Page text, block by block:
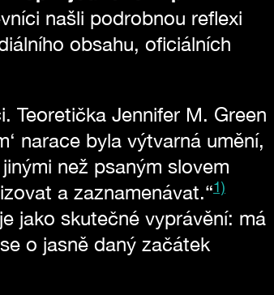
našli podrobnou reflexi
obsahu, oficiálních
Teoretička Jennifer M. Green
narace byla výtvarná umění,
než psaným slovem
a zaznamenávat.“1)
jako skutečné vyprávění: má
o jasně daný začátek